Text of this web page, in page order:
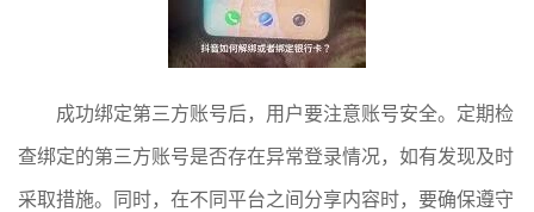
成功绑定第三方账号后，用户要注意账号安全。定期检
查绑定的第三方账号是否存在异常登录情况，如有发现及时
采取措施。同时，在不同平台之间分享内容时，要确保遵守